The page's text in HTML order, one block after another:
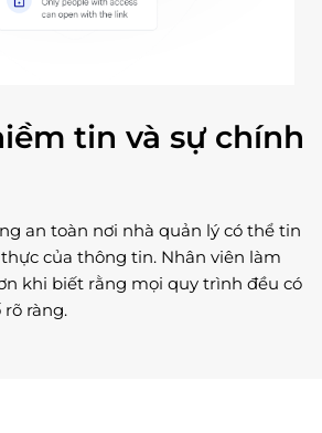
tin và sự chính
an toàn nơi nhà quản lý có thể tin
của thông tin. Nhân viên làm
khi biết rằng mọi quy trình đều có
ràng.